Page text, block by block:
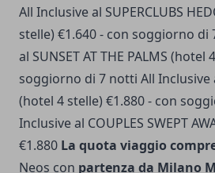
All Inclusive al SUPERCLUBS
stelle) €1.640 - con soggiorno di
al SUNSET AT THE PALMS (hotel
soggiorno di 7 notti All Inclusive
(hotel 4 stelle) €1.880 - con
Inclusive al COUPLES SWEPT
€1.880 La quota viaggio
Neos con partenza da Milano